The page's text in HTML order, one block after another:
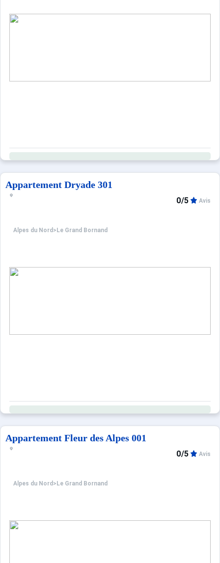
Appartement Dryade 301
Alpes du Nord > Le Grand Bornand
0/5 Avis
Appartement Fleur des Alpes 001
Alpes du Nord > Le Grand Bornand
0/5 Avis